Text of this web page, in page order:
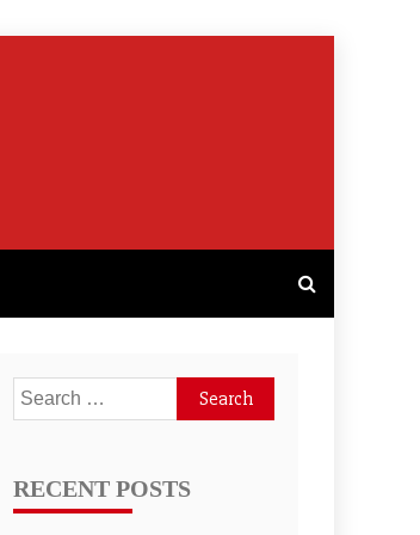
Search
for:
RECENT POSTS